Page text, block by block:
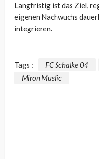
Langfristig ist das Ziel,
eigenen Nachwuchs
integrieren.
Tags : FC Schalke 04
Miron Muslic